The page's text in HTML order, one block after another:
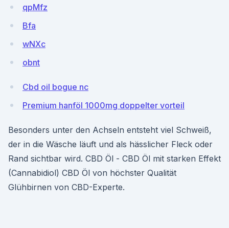
qpMfz
Bfa
wNXc
obnt
Cbd oil bogue nc
Premium hanföl 1000mg doppelter vorteil
Besonders unter den Achseln entsteht viel Schweiß,
der in die Wäsche läuft und als hässlicher Fleck oder
Rand sichtbar wird. CBD Öl - CBD Öl mit starken Effekt
(Cannabidiol) CBD Öl von höchster Qualität
Glühbirnen von CBD-Experte.